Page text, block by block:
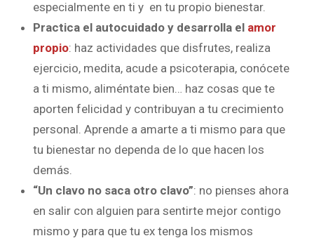
especialmente en ti y en tu propio bienestar.
Practica el autocuidado y desarrolla el amor
propio: haz actividades que disfrutes, realiza
ejercicio, medita, acude a psicoterapia, conócete
a ti mismo, aliméntate bien… haz cosas que te
aporten felicidad y contribuyan a tu crecimiento
personal. Aprende a amarte a ti mismo para que
tu bienestar no dependa de lo que hacen los
demás.
“Un clavo no saca otro clavo”: no pienses ahora
en salir con alguien para sentirte mejor contigo
mismo y para que tu ex tenga los mismos